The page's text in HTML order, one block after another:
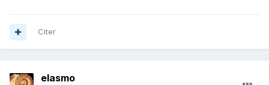
Citer
elasmo